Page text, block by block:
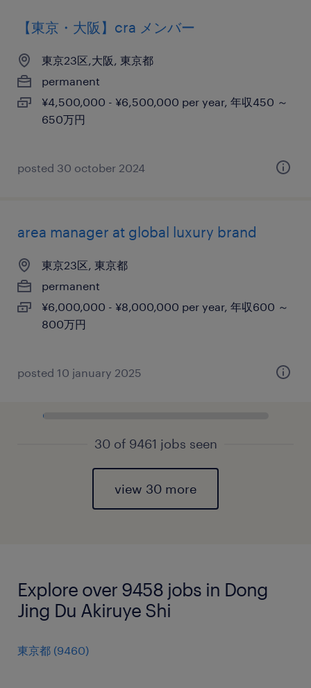
【東京・大阪】cra メンバー
東京23区,大阪, 東京都
permanent
¥4,500,000 - ¥6,500,000 per year, 年収450 ～
650万円
posted 30 october 2024
area manager at global luxury brand
東京23区, 東京都
permanent
¥6,000,000 - ¥8,000,000 per year, 年収600 ～
800万円
posted 10 january 2025
30 of 9461 jobs seen
view 30 more
Explore over 9458 jobs in Dong
Jing Du Akiruye Shi
東京都 (9460)